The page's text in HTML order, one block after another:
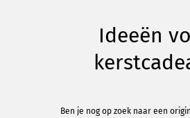
Ideeën
Ben je nog op zoek naar een